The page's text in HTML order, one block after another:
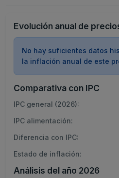
Evolución anual de
No hay suficientes datos
la inflación anual de este
Comparativa con IPC
IPC general (2026):
IPC alimentación:
Diferencia con IPC:
Estado de inflación:
Análisis del año 2026